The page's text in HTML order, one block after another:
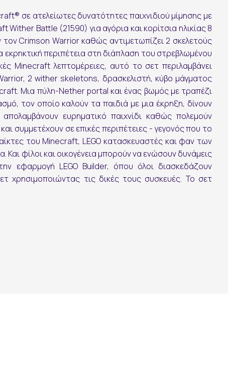
σε ατελείωτες δυνατότητες παιχνιδιού μίμησης με
Wither Battle (21590) για αγόρια και κορίτσια ηλικίας 8
Crimson Warrior καθώς αντιμετωπίζει 2 σκελετούς
περιπέτεια στη διάπλαση του στρεβλωμένου
Minecraft λεπτομέρειες, αυτό το σετ περιλαμβάνει
2 wither skeletons, δρασκελιστή, κύβο μάγματος
Μια πύλη-Nether portal και ένας βωμός με τραπέζι
τον οποίο καλούν τα παιδιά με μια έκρηξη, δίνουν
ευρηματικό παιχνίδι καθώς πολεμούν
συμμετέχουν σε επικές περιπέτειες - γεγονός που το
του Minecraft, LEGO κατασκευαστές και φαν των
Και φίλοι και οικογένεια μπορούν να ενώσουν δυνάμεις
εφαρμογή LEGO Builder, όπου όλοι διασκεδάζουν
χρησιμοποιώντας τις δικές τους συσκευές. Το σετ
Ακολουθήστε μας: